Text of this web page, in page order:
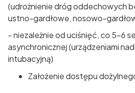
(udrożnienie dróg oddechowych
ustno-gardłowe, nosowo-
- niezależnie od uciśnięć, co 5-6
asynchronicznej (urządzeniami
intubacyjną)
Założenie dostępu